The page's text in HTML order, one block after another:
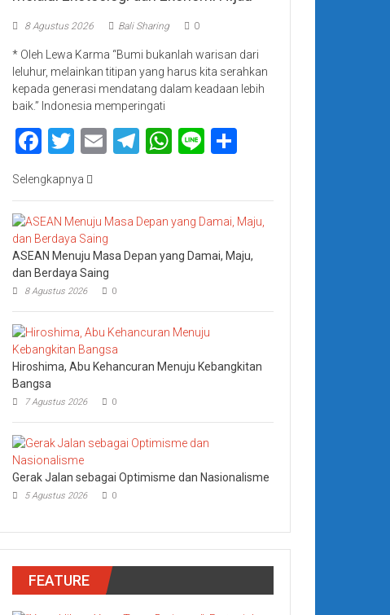
8 Agustus 2026 Bali Sharing 0
* Oleh Lewa Karma “Bumi bukanlah warisan dari
leluhur, melainkan titipan yang harus kita serahkan
kepada generasi mendatang dalam keadaan lebih
baik.” Indonesia memperingati
Facebook
Twitter
EmailTelegram
WhatsApp
Line
Selengkapnya
ASEAN Menuju Masa Depan yang Damai, Maju,
dan Berdaya Saing
8 Agustus 2026 0
Hiroshima, Abu Kehancuran Menuju Kebangkitan
Bangsa
7 Agustus 2026 0
Gerak Jalan sebagai Optimisme dan Nasionalisme
5 Agustus 2026 0
FEATURE